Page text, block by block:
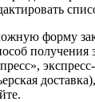
форму
получения